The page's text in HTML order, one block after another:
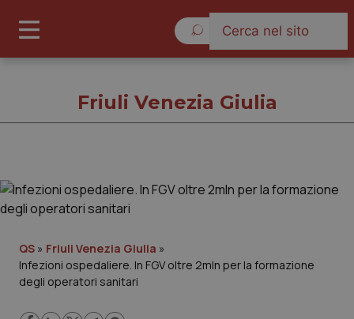
Governo e Parlamento
Regioni e Asl
Friuli Venezia Giulia
QS » Friuli Venezia Giulia »
Infezioni ospedaliere. In FGV oltre 2mln per la formazione
degli operatori sanitari